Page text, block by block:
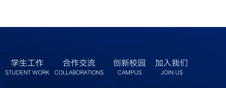
学生工作
STUDENT WORK
合作交流
COLLABORATIONS
创新校园
CAMPUS
加入我们
JOIN US